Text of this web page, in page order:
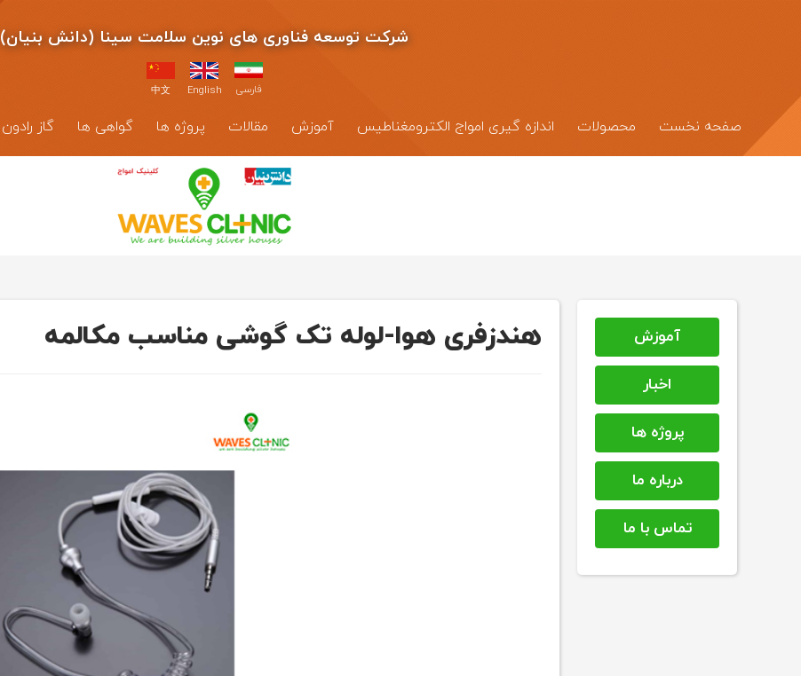
شرکت توسعه فناوری های نوین سلامت سینا (دانش بنیان)
فارسی English
中文
صفحه نخست محصولات اندازه گیری امواج الکترومغناطیس آموزش مقالات پروژه ها گواهی ها گاز رادون
هندزفری هوا-لوله تک گوشی مناسب مکالمه آموزش
اخبار
پروژه ها
درباره ما
تماس با ما